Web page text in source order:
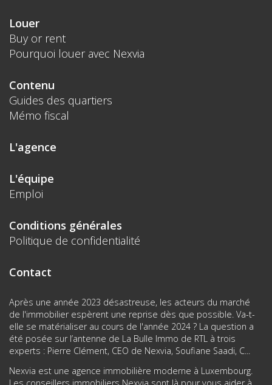
Louer
Buy or rent
Pourquoi louer avec Nexvia
Contenu
Guides des quartiers
Mémo fiscal
L'agence
L'équipe
Emploi
Conditions générales
Politique de confidentialité
Contact
Après une année 2023 désastreuse, les acteurs du marché
de l'immobilier espèrent une reprise dès que possible. Va-t-
elle se matérialiser au cours de l'année 2024 ? La question a
été posée sur l’antenne de La Bulle Immo de RTL à trois
experts : Pierre Clément, CEO de Nexvia, Soufiane Saadi, C...
Nexvia est une agence immobilière moderne à Luxembourg.
Les conseillers immobiliers Nexvia sont là pour vous aider à